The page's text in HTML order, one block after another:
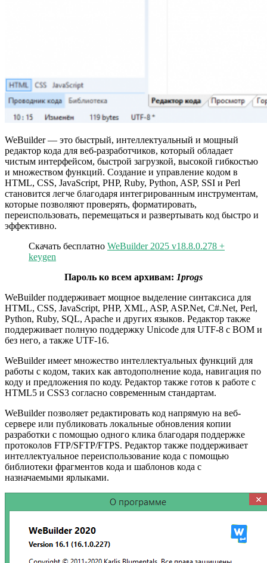
WeBuilder — это быстрый, интеллектуальный и мощный
редактор кода для веб-разработчиков, который обладает
чистым интерфейсом, быстрой загрузкой, высокой гибкостью
и множеством функций. Создание и управление кодом в
HTML, CSS, JavaScript, PHP, Ruby, Python, ASP, SSI и Perl
становится легче благодаря интегрированным инструментам,
которые позволяют проверять, форматировать,
переиспользовать, перемещаться и развертывать код быстро и
эффективно.
Скачать бесплатно WeBuilder 2025 v18.8.0.278 +
keygen
Пароль ко всем архивам: 1progs
WeBuilder поддерживает мощное выделение синтаксиса для
HTML, CSS, JavaScript, PHP, XML, ASP, ASP.Net, C#.Net, Perl,
Python, Ruby, SQL, Apache и других языков. Редактор также
поддерживает полную поддержку Unicode для UTF-8 с BOM и
без него, а также UTF-16.
WeBuilder имеет множество интеллектуальных функций для
работы с кодом, таких как автодополнение кода, навигация по
коду и предложения по коду. Редактор также готов к работе с
HTML5 и CSS3 согласно современным стандартам.
WeBuilder позволяет редактировать код напрямую на веб-
сервере или публиковать локальные обновления копии
разработки с помощью одного клика благодаря поддержке
протоколов FTP/SFTP/FTPS. Редактор также поддерживает
интеллектуальное переиспользование кода с помощью
библиотеки фрагментов кода и шаблонов кода с
назначаемыми ярлыками.